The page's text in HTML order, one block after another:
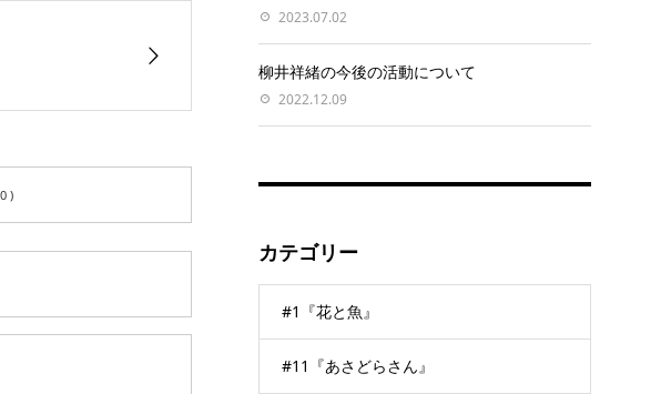
)
2023.07.02
柳井祥緒の今後の活動について
2022.12.09
カテゴリー
#1『花と魚』
#11『あさどらさん』